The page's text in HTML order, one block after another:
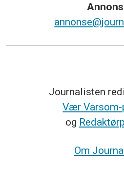
Journalisten
Vær Varsom-
og
Om